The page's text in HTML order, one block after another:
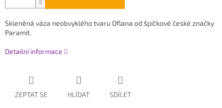
Skleněná váza neobvyklého tvaru Oflana od špičkové české značky
Paramit.
Detailní informace
ZEPTAT SE HLÍDAT SDÍLET